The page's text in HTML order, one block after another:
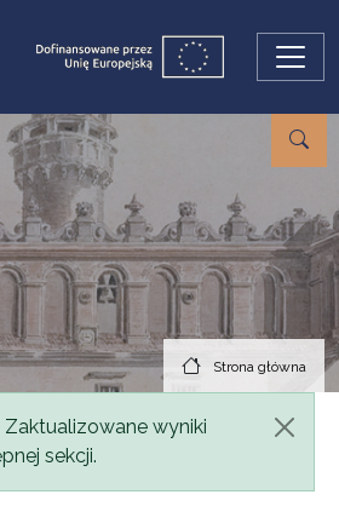
Strona główna
wyniki
sekcji.